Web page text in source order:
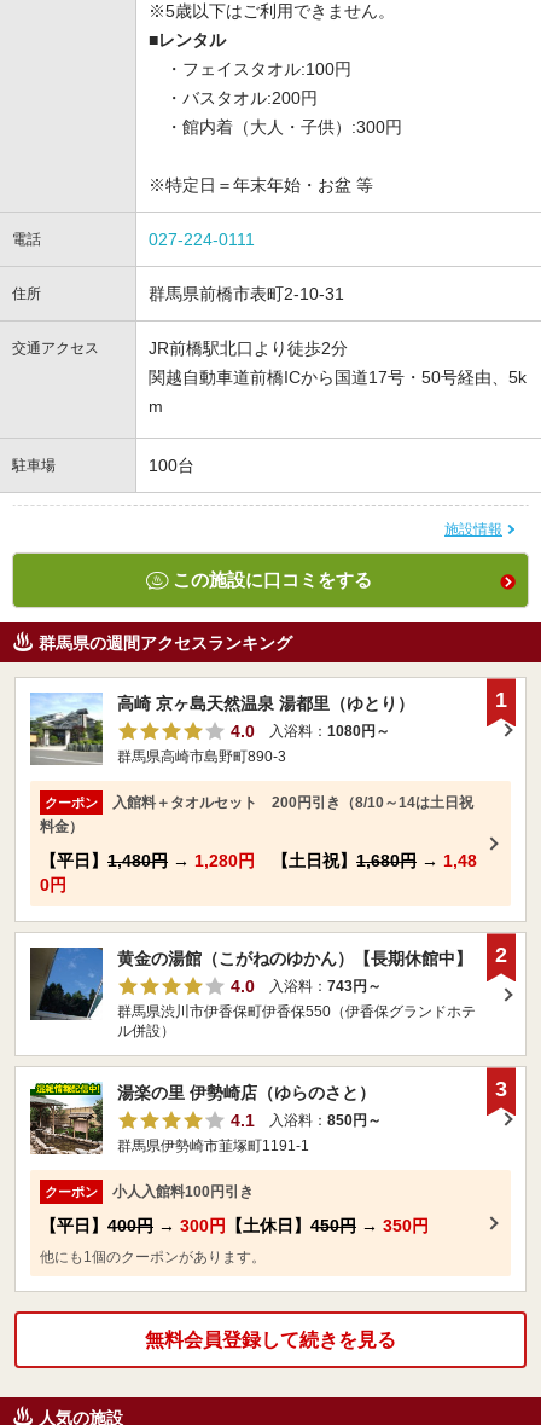
※5歳以下はご利用できません。
■レンタル
・フェイスタオル:100円
・バスタオル:200円
・館内着（大人・子供）:300円
※特定日＝年末年始・お盆 等
電話 027-224-0111
住所 群馬県前橋市表町2-10-31
交通アクセス
JR前橋駅北口より徒歩2分
関越自動車道前橋ICから国道17号・50号経由、5k
m
駐車場 100台
施設情報
この施設に口コミをする
群馬県の週間アクセスランキング
高崎 京ヶ島天然温泉 湯都里（ゆとり）
4.0
入浴料： 1080円～
群馬県高崎市島野町890-3
クーポン
入館料＋タオルセット 200円引き（8/10～14は土日祝
料金）
【平日】 1,480円 → 1,280円 【土日祝】 1,680円 → 1,48
0円
1
黄金の湯館（こがねのゆかん）【長期休館中】
4.0
入浴料： 743円～
群馬県渋川市伊香保町伊香保550（伊香保グランドホテ
ル併設）
2
湯楽の里 伊勢崎店（ゆらのさと）
4.1
入浴料： 850円～
群馬県伊勢崎市韮塚町1191-1
クーポン 小人入館料100円引き
【平日】 400円 → 300円 【土休日】 450円 → 350円
他にも1個のクーポンがあります。
3
無料会員登録して続きを見る
人気の施設